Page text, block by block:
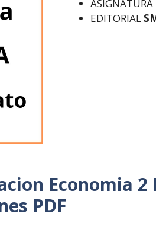
ASIGNATURA
EDITORIAL
Economia
PDF